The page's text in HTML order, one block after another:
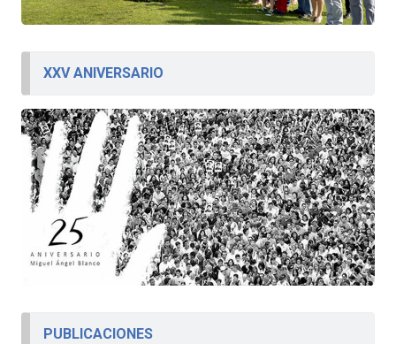
XXV ANIVERSARIO
PUBLICACIONES